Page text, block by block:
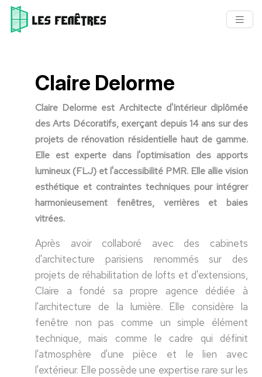
Claire Delorme
Claire Delorme est Architecte d'Intérieur diplômée
des Arts Décoratifs, exerçant depuis 14 ans sur des
projets de rénovation résidentielle haut de gamme.
Elle est experte dans l'optimisation des apports
lumineux (FLJ) et l'accessibilité PMR. Elle allie vision
esthétique et contraintes techniques pour intégrer
harmonieusement fenêtres, verrières et baies
vitrées.
Après avoir collaboré avec des cabinets
d'architecture parisiens renommés sur des
projets de réhabilitation de lofts et d'extensions,
Claire a fondé sa propre agence dédiée à
l'architecture de la lumière. Elle considère la
fenêtre non pas comme un simple élément
technique, mais comme le cadre qui définit
l'atmosphère d'une pièce et le lien avec
l'extérieur. Elle possède une expertise rare sur les